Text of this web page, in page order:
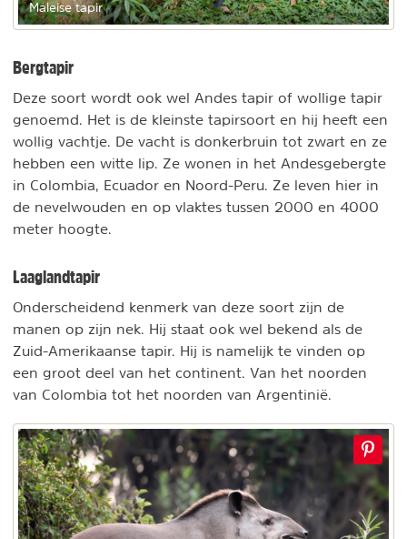
Maleise tapir
Bergtapir
Deze soort wordt ook wel Andes tapir of wollige tapir
genoemd. Het is de kleinste tapirsoort en hij heeft een
wollig vachtje. De vacht is donkerbruin tot zwart en ze
hebben een witte lip. Ze wonen in het Andesgebergte
in Colombia, Ecuador en Noord-Peru. Ze leven hier in
de nevelwouden en op vlaktes tussen 2000 en 4000
meter hoogte.
Laaglandtapir
Onderscheidend kenmerk van deze soort zijn de
manen op zijn nek. Hij staat ook wel bekend als de
Zuid-Amerikaanse tapir. Hij is namelijk te vinden op
een groot deel van het continent. Van het noorden
van Colombia tot het noorden van Argentinië.